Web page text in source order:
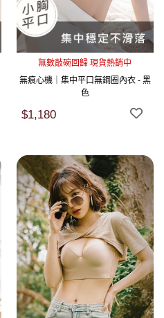
無數敲碗回歸 現貨熱銷中
無痕心機｜集中平口無鋼圈內衣 - 黑
色
$1,180